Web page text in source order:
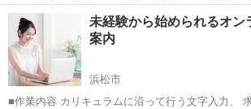
ながら、企業の組織づくりやチームづくりの支援
す。 その一つとして活用している「レゴ®シリアスプレイ®メソッ
ド」を、今回は親子で楽しめる夏休...
静岡 袋井駅 ワークショップ
未経験から始められるオン
案内
浜松市
■作業内容 カリキュラムに沿って行う文字入力、 求人記事の作成、お